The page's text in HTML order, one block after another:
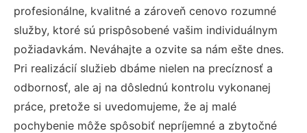
profesionálne, kvalitné a zároveň cenovo rozumné
služby, ktoré sú prispôsobené vašim individuálnym
požiadavkám. Neváhajte a ozvite sa nám ešte dnes.
Pri realizácií služieb dbáme nielen na precíznosť a
odbornosť, ale aj na dôslednú kontrolu vykonanej
práce, pretože si uvedomujeme, že aj malé
pochybenie môže spôsobiť nepríjemné a zbytočné